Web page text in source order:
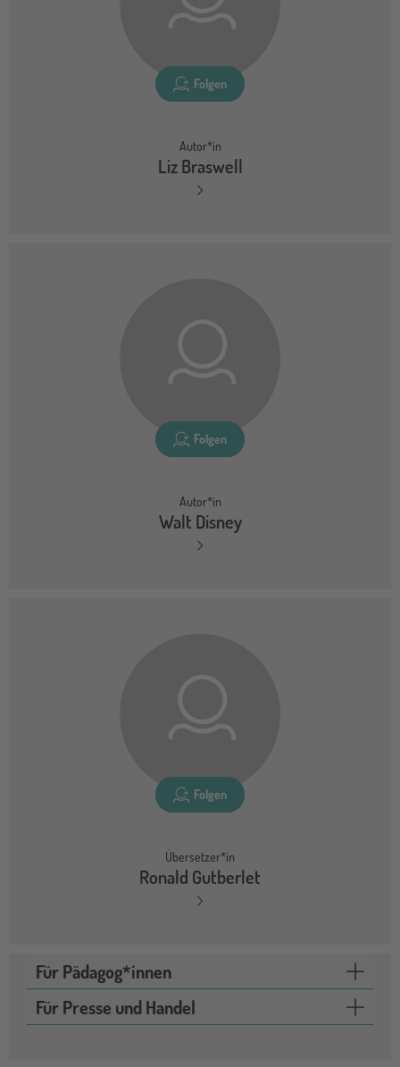
Folgen
Autor*in
Liz Braswell
Folgen
Autor*in
Walt Disney
Folgen
Übersetzer*in
Ronald Gutberlet
Für Pädagog*innen
Für Presse und Handel